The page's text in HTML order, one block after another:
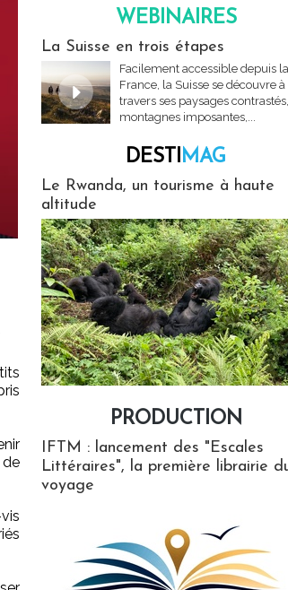
de
WEBINAIRES
La Suisse en trois étapes
Facilement accessible depuis la
France, la Suisse se découvre à
travers ses paysages contrastés,
montagnes imposantes,...
DESTIMAG
Le Rwanda, un tourisme à haute
altitude
PRODUCTION
IFTM : lancement des "Escales
Littéraires", la première librairie
voyage